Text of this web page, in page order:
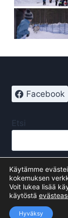
Facebook
Etsi
© 2026
Käytämme
kokemuksen
Voit lukea lisää
käytöstä
Hyväksy